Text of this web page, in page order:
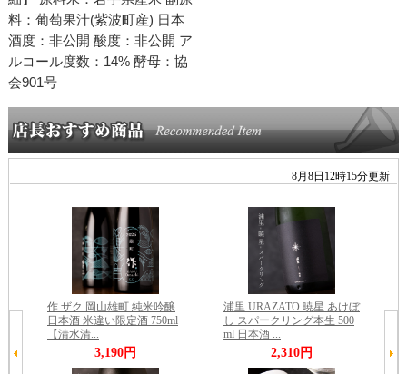
料：葡萄果汁(紫波町産) 日本
酒度：非公開 酸度：非公開 ア
ルコール度数：14% 酵母：協
会901号